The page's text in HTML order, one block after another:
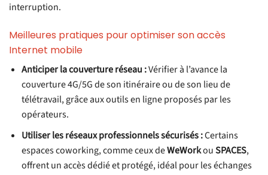
interruption.
Meilleures pratiques pour optimiser son accès
Internet mobile
Anticiper la couverture réseau :Vérifier à l’avance la
couverture 4G/5G de son itinéraire ou de son lieu de
télétravail, grâce aux outils en ligne proposés par les
opérateurs.
Utiliser les réseaux professionnels sécurisés :Certains
espaces coworking, comme ceux deWeWorkouSPACES,
offrent un accès dédié et protégé, idéal pour les échanges